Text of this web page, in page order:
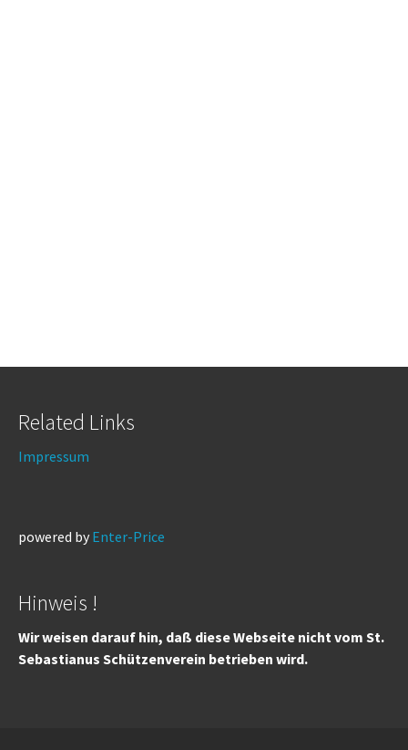
Related Links
Impressum
powered by Enter-Price
Hinweis !
Wir weisen darauf hin, daß diese Webseite nicht vom St.
Sebastianus Schützenverein betrieben wird.